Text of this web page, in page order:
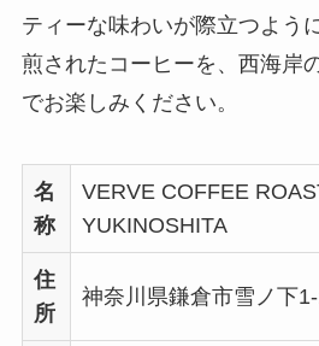
ティーな味わいが際立つよう
煎されたコーヒーを、西海岸
でお楽しみください。
名
称
VERVE COFFEE
YUKINOSHITA
住
所
神奈川県鎌倉市雪ノ下